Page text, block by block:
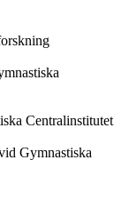
Centralinstitutet
Gymnastiska